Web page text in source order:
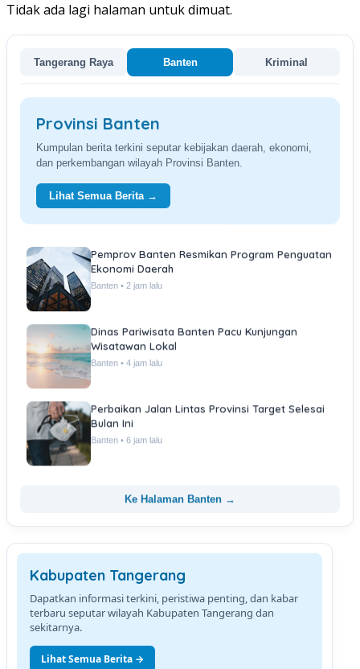
Tidak ada lagi halaman untuk dimuat.
Tangerang Raya Banten Kriminal
Provinsi Banten
Kumpulan berita terkini seputar kebijakan daerah, ekonomi,
dan perkembangan wilayah Provinsi Banten.
Lihat Semua Berita →
Pemprov Banten Resmikan Program Penguatan
Ekonomi Daerah
Banten • 2 jam lalu
Dinas Pariwisata Banten Pacu Kunjungan
Wisatawan Lokal
Banten • 4 jam lalu
Perbaikan Jalan Lintas Provinsi Target Selesai
Bulan Ini
Banten • 6 jam lalu
Ke Halaman Banten →
Kabupaten Tangerang
Dapatkan informasi terkini, peristiwa penting, dan kabar
terbaru seputar wilayah Kabupaten Tangerang dan
sekitarnya.
Lihat Semua Berita →